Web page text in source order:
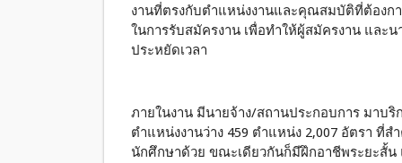
งานที่ตรงกับตำแหน่งงานและคุณสมบัติที่ต้องก
ในการรับสมัครงาน เพื่อทำให้ผู้สมัครงาน และ
ประหยัดเวลา
ภายในงาน มีนายจ้าง/สถานประกอบการ มาบ
ตำแหน่งงานว่าง 459 ตำแหน่ง 2,007 อัตรา ที่
นักศึกษาด้วย ขณะเดียวกันก็มีฝึกอาชีพระยะสั้น